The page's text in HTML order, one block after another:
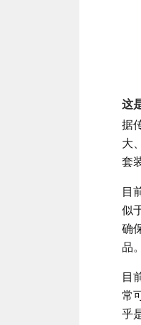
这
据
大
套
目
似
确
品。
目
常
乎